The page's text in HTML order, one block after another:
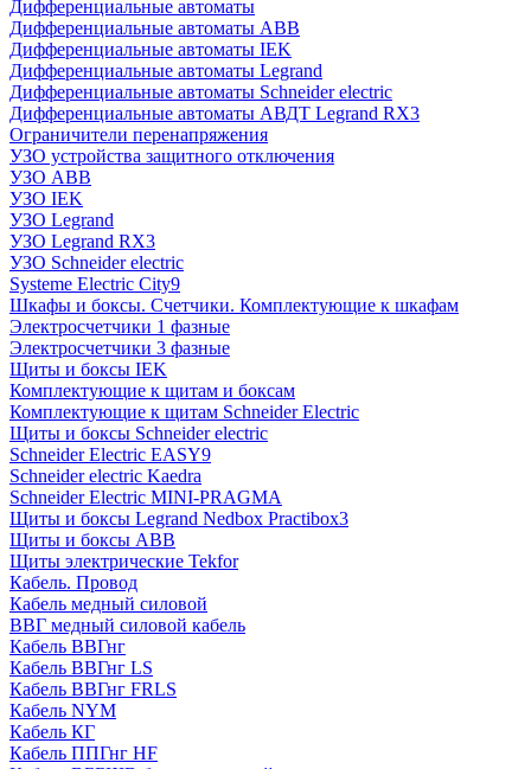
Дифференциальные автоматы
Дифференциальные автоматы ABB
Дифференциальные автоматы IEK
Дифференциальные автоматы Legrand
Дифференциальные автоматы Schneider electric
Дифференциальные автоматы АВДТ Legrand RX3
Ограничители перенапряжения
УЗО устройства защитного отключения
УЗО ABB
УЗО IEK
УЗО Legrand
УЗО Legrand RX3
УЗО Schneider electric
Systeme Electric City9
Шкафы и боксы. Счетчики. Комплектующие к шкафам
Электросчетчики 1 фазные
Электросчетчики 3 фазные
Щиты и боксы IEK
Комплектующие к щитам и боксам
Комплектующие к щитам Schneider Electric
Щиты и боксы Schneider electric
Schneider Electric EASY9
Schneider electric Kaedra
Schneider Electric MINI-PRAGMA
Щиты и боксы Legrand Nedbox Practibox3
Щиты и боксы ABB
Щиты электрические Tekfor
Кабель. Провод
Кабель медный силовой
ВВГ медный силовой кабель
Кабель ВВГнг
Кабель ВВГнг LS
Кабель ВВГнг FRLS
Кабель NYM
Кабель КГ
Кабель ППГнг HF